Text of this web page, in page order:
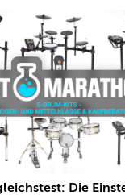
Die